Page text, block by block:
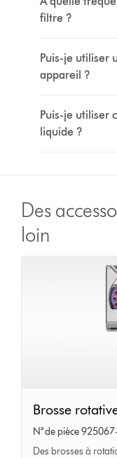
filtre ?
Puis-je utiliser
appareil ?
Puis-je utiliser
liquide ?
Des
loin
Brosse
rotative
auto-
Brosse
N° de pièce
Des brosses à